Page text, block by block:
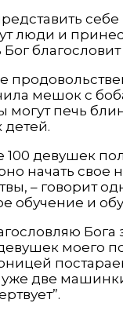
люди и
Бог
мешок с
могут печь
детей.
100 девушек
начать свое
– говорит
обучение и
Бога
моего
две